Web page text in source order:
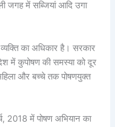
जगह में सब्जियां आदि उगा
का अधिकार है। सरकार
में कुपोषण की समस्या को दूर
और बच्चे तक पोषणयुक्त
2018 में पोषण अभियान का